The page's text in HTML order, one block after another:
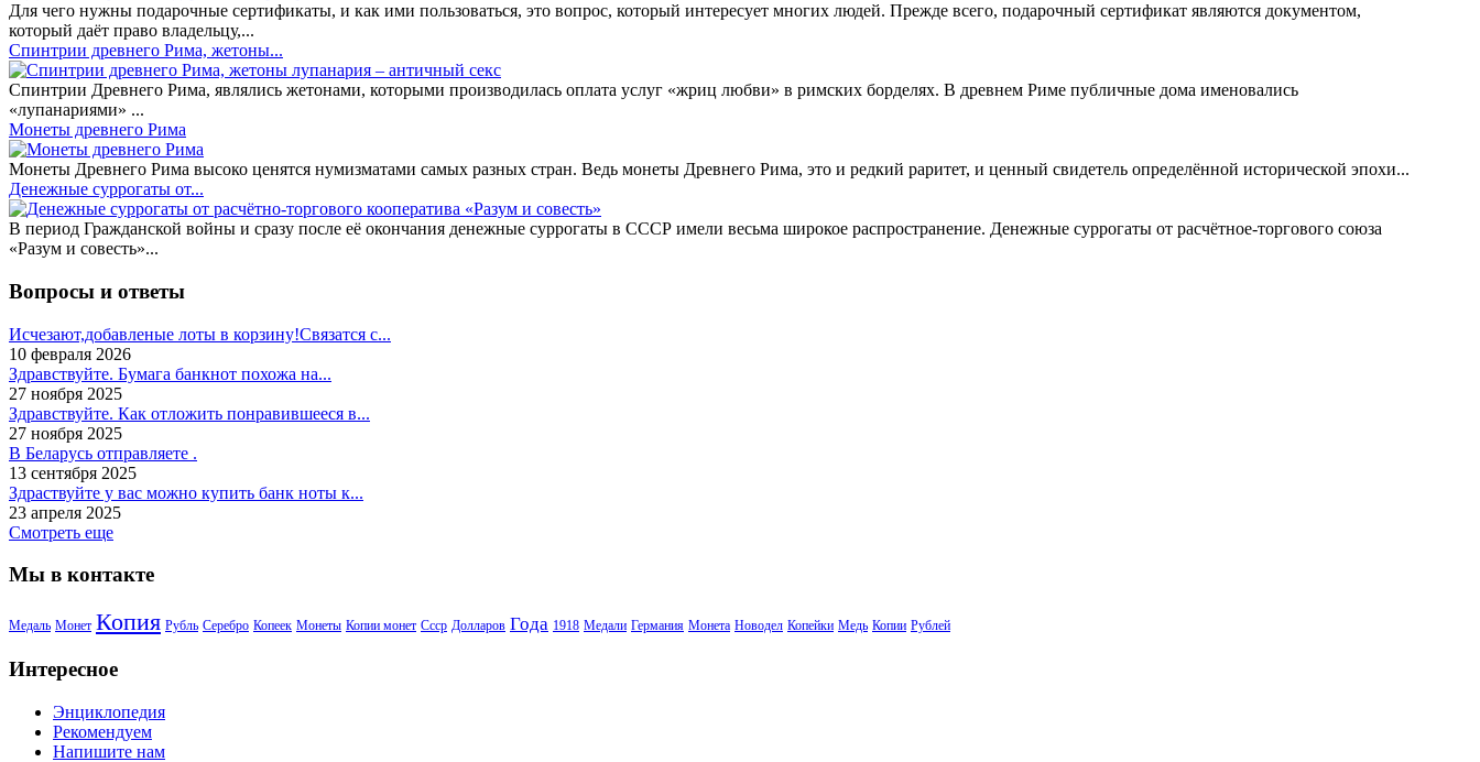
Для чего нужны подарочные сертификаты, и как ими пользоваться, это вопрос, который интересует многих людей. Прежде всего, подарочный сертификат являются документом,
который даёт право владельцу,...
Спинтрии древнего Рима, жетоны...
Спинтрии Древнего Рима, являлись жетонами, которыми производилась оплата услуг «жриц любви» в римских борделях. В древнем Риме публичные дома именовались
«лупанариями» ...
Монеты древнего Рима
Монеты Древнего Рима высоко ценятся нумизматами самых разных стран. Ведь монеты Древнего Рима, это и редкий раритет, и ценный свидетель определённой исторической эпохи...
Денежные суррогаты от...
В период Гражданской войны и сразу после её окончания денежные суррогаты в СССР имели весьма широкое распространение. Денежные суррогаты от расчётное-торгового союза
«Разум и совесть»...
Вопросы и ответы
Исчезают,добавленые лоты в корзину!Связатся с...
10 февраля 2026
Здравствуйте. Бумага банкнот похожа на...
27 ноября 2025
Здравствуйте. Как отложить понравившееся в...
27 ноября 2025
В Беларусь отправляете .
13 сентября 2025
Здраствуйте у вас можно купить банк ноты к...
23 апреля 2025
Смотреть еще
Мы в контакте
Медаль Монет Копия Рубль Серебро Копеек Монеты Копии монет Ссср Долларов Года 1918 Медали Германия Монета Новодел Копейки Медь Копии Рублей
Интересное
Энциклопедия
Рекомендуем
Напишите нам